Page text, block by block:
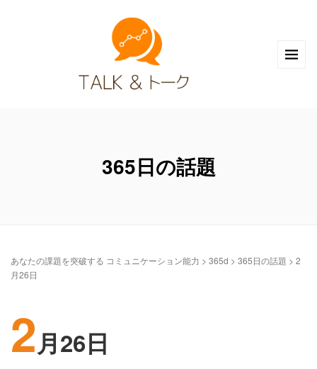
365日の話題
あなたの課題を突破する コミュニケーション能力 > 365d > 365日の話題 > 2
月26日
2月26日